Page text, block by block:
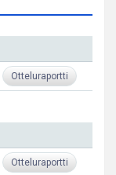
Otteluraportti
Otteluraportti